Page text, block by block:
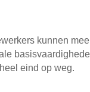
kunnen
eind op weg.